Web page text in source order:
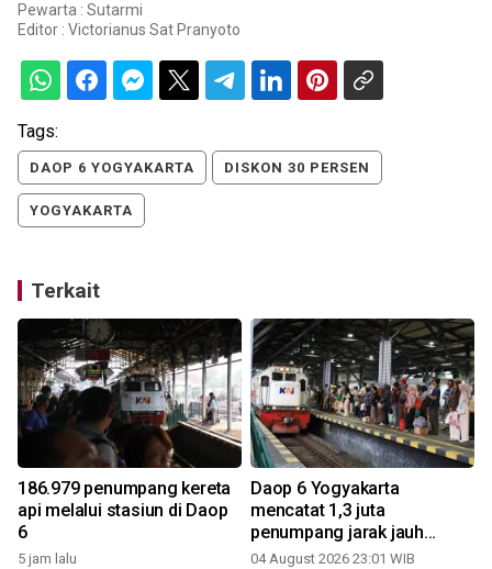
Pewarta : Sutarmi
Editor : Victorianus Sat Pranyoto
Tags:
DAOP 6 YOGYAKARTA DISKON 30 PERSEN
YOGYAKARTA
Terkait
186.979 penumpang kereta
api melalui stasiun di Daop
6
5 jam lalu
Daop 6 Yogyakarta
mencatat 1,3 juta
penumpang jarak jauh
selama Juli 2026
04 August 2026 23:01 WIB